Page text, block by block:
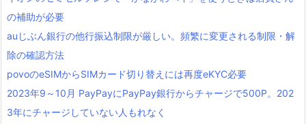
の補助が必要
auじぶん銀行の他行振込制限が厳しい。頻繁に変更される制限・解
除の確認方法
povoのeSIMからSIMカード切り替えには再度eKYC必要
2023年9～10月 PayPayにPayPay銀行からチャージで500P。202
3年にチャージしていない人もれなく